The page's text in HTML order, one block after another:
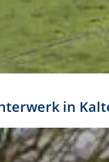
px hoch (7 %)
das Logo jedoch
mit der
in